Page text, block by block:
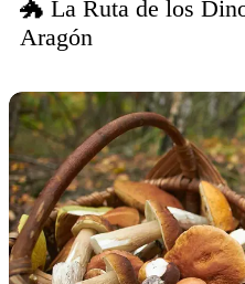
🐲 La Ruta de los
Aragón